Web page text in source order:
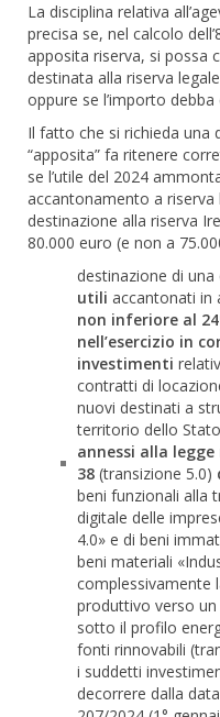
La disciplina relativa
precisa se, nel calcolo
apposita riserva, si possa
destinata alla riserva
oppure se l’importo
Il fatto che si richieda una
“apposita” fa ritenere
se l’utile del 2024
accantonamento a riserva
destinazione alla riserva
80.000 euro (e non a
destinazione di una
utili accantonati in
non inferiore al
nell’esercizio in
investimenti
contratti di
nuovi destinati a
territorio dello
annessi alla legge
38 (transizione 5.0)
beni funzionali alla
digitale delle
4.0» e di beni
beni materiali
complessivamente
produttivo verso
sotto il profilo
fonti rinnovabili
i suddetti
decorrere dalla